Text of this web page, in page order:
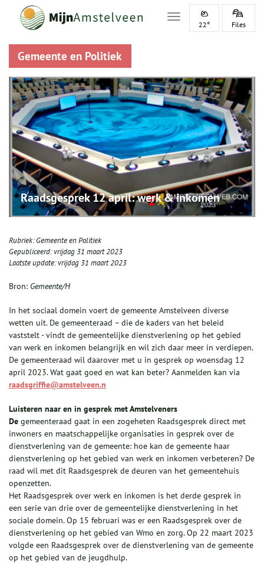
Toggle navigation
22° Files
Gemeente en Politiek
Raadsgesprek 12 april: werk & inkomen
Rubriek:Gemeente en Politiek
Gepubliceerd:vrijdag 31 maart 2023
Laatste update:vrijdag 31 maart 2023
Bron: Gemeente/H
In het sociaal domein voert de gemeente Amstelveen diverse
wetten uit. De gemeenteraad – die de kaders van het beleid
vaststelt - vindt de gemeentelijke dienstverlening op het gebied
van werk en inkomen belangrijk en wil zich daar meer in verdiepen.
De gemeenteraad wil daarover met u in gesprek op woensdag 12
april 2023. Wat gaat goed en wat kan beter? Aanmelden kan via
raadsgriffie@amstelveen.n
Luisteren naar en in gesprek met Amstelveners
De gemeenteraad gaat in een zogeheten Raadsgesprek direct met
inwoners en maatschappelijke organisaties in gesprek over de
dienstverlening van de gemeente: hoe kan de gemeente haar
dienstverlening op het gebied van werk en inkomen verbeteren? De
raad wil met dit Raadsgesprek de deuren van het gemeentehuis
openzetten.
Het Raadsgesprek over werk en inkomen is het derde gesprek in
een serie van drie over de gemeentelijke dienstverlening in het
sociale domein. Op 15 februari was er een Raadsgesprek over de
dienstverlening op het gebied van Wmo en zorg. Op 22 maart 2023
volgde een Raadsgesprek over de dienstverlening van de gemeente
op het gebied van de jeugdhulp.